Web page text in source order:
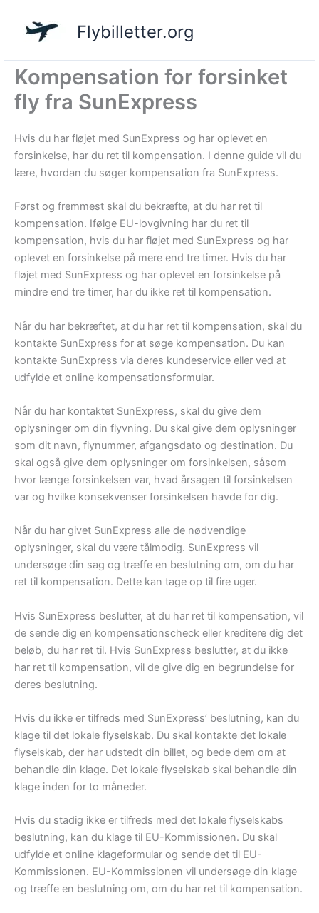
indholdet
Flybilletter.org
Kompensation for forsinket
fly fra SunExpress
Hvis du har fløjet med SunExpress og har oplevet en
forsinkelse, har du ret til kompensation. I denne guide vil du
lære, hvordan du søger kompensation fra SunExpress.
Først og fremmest skal du bekræfte, at du har ret til
kompensation. Ifølge EU-lovgivning har du ret til
kompensation, hvis du har fløjet med SunExpress og har
oplevet en forsinkelse på mere end tre timer. Hvis du har
fløjet med SunExpress og har oplevet en forsinkelse på
mindre end tre timer, har du ikke ret til kompensation.
Når du har bekræftet, at du har ret til kompensation, skal du
kontakte SunExpress for at søge kompensation. Du kan
kontakte SunExpress via deres kundeservice eller ved at
udfylde et online kompensationsformular.
Når du har kontaktet SunExpress, skal du give dem
oplysninger om din flyvning. Du skal give dem oplysninger
som dit navn, flynummer, afgangsdato og destination. Du
skal også give dem oplysninger om forsinkelsen, såsom
hvor længe forsinkelsen var, hvad årsagen til forsinkelsen
var og hvilke konsekvenser forsinkelsen havde for dig.
Når du har givet SunExpress alle de nødvendige
oplysninger, skal du være tålmodig. SunExpress vil
undersøge din sag og træffe en beslutning om, om du har
ret til kompensation. Dette kan tage op til fire uger.
Hvis SunExpress beslutter, at du har ret til kompensation, vil
de sende dig en kompensationscheck eller kreditere dig det
beløb, du har ret til. Hvis SunExpress beslutter, at du ikke
har ret til kompensation, vil de give dig en begrundelse for
deres beslutning.
Hvis du ikke er tilfreds med SunExpress’ beslutning, kan du
klage til det lokale flyselskab. Du skal kontakte det lokale
flyselskab, der har udstedt din billet, og bede dem om at
behandle din klage. Det lokale flyselskab skal behandle din
klage inden for to måneder.
Hvis du stadig ikke er tilfreds med det lokale flyselskabs
beslutning, kan du klage til EU-Kommissionen. Du skal
udfylde et online klageformular og sende det til EU-
Kommissionen. EU-Kommissionen vil undersøge din klage
og træffe en beslutning om, om du har ret til kompensation.